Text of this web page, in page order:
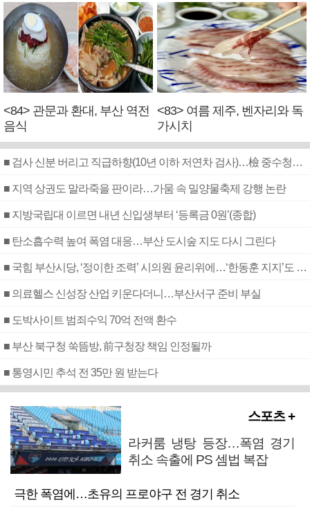
<84> 관문과 환대, 부산 역전
음식
<83> 여름 제주, 벤자리와 독
가시치
■ 검사 신분 버리고 직급하향(10년 이하 저연차 검사)…檢 중수청행 기피
■ 지역 상권도 말라죽을 판이라…가뭄 속 밀양물축제 강행 논란
■ 지방국립대 이르면 내년 신입생부터 ‘등록금 0원’(종합)
■ 탄소흡수력 높여 폭염 대응…부산 도시숲 지도 다시 그린다
■ 국힘 부산시당, ‘정이한 조력’ 시의원 윤리위에…‘한동훈 지지’도 신고접수
■ 의료헬스 신성장 산업 키운다더니…부산서구 준비 부실
■ 도박사이트 범죄수익 70억 전액 환수
■ 부산 북구청 쑥뜸방, 前구청장 책임 인정될까
■ 통영시민 추석 전 35만 원 받는다
스포츠 +
라커룸 냉탕 등장…폭염 경기
취소 속출에 PS 셈법 복잡
극한 폭염에…초유의 프로야구 전 경기 취소